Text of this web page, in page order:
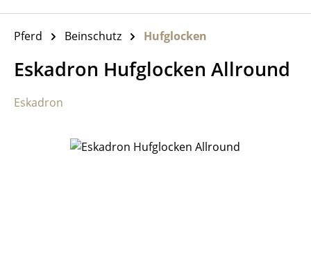
Pferd Beinschutz Hufglocken
Eskadron Hufglocken Allround
Eskadron
Bildergalerie überspringen